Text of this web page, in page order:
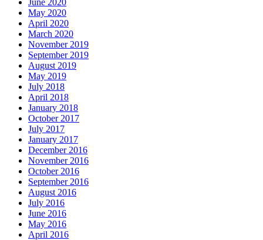
June 2020
May 2020
April 2020
March 2020
November 2019
September 2019
August 2019
May 2019
July 2018
April 2018
January 2018
October 2017
July 2017
January 2017
December 2016
November 2016
October 2016
September 2016
August 2016
July 2016
June 2016
May 2016
April 2016